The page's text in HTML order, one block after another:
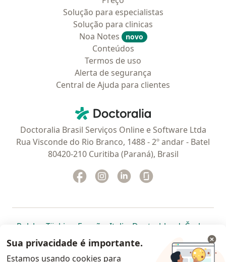
Solução para especialistas
Solução para clinicas
Noa Notes
novo
Conteúdos
Termos de uso
Alerta de segurança
Central de Ajuda para clientes
Doctoralia - Homepage
Doctoralia Brasil Serviços Online e Software Ltda
Rua Visconde do Rio Branco, 1488 - 2º andar - Batel
80420-210 Curitiba (Paraná), Brasil
Facebook
abre num novo separador
Instagram
abre num novo separador
Linkedin
abre num novo
Polska abre num novo separador
Türkiye abre num novo separador
España abre num novo separador
Italia abre num novo
Deutschlandabre num
Česko
Portugal abre num novo separador
, México abre num novo separador
, abre num novo separador
Brasil abre num novoabre num
abre
Colombia abre num novo
Sua privacidade é importante.
Estamos usando cookies para